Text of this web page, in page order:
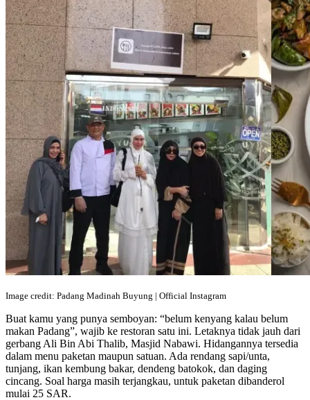
Image credit: Padang Madinah Buyung | Official Instagram
Buat kamu yang punya semboyan: “belum kenyang kalau belum
makan Padang”, wajib ke restoran satu ini. Letaknya tidak jauh dari
gerbang Ali Bin Abi Thalib, Masjid Nabawi. Hidangannya tersedia
dalam menu paketan maupun satuan. Ada rendang sapi/unta,
tunjang, ikan kembung bakar, dendeng batokok, dan daging
cincang. Soal harga masih terjangkau, untuk paketan dibanderol
mulai 25 SAR.